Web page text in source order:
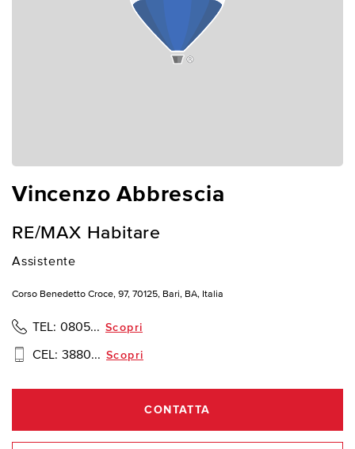
Vincenzo Abbrescia
RE/MAX Habitare
Assistente
Corso Benedetto Croce, 97, 70125, Bari, BA, Italia
TEL: 0805... Scopri
CEL: 3880... Scopri
CONTATTA